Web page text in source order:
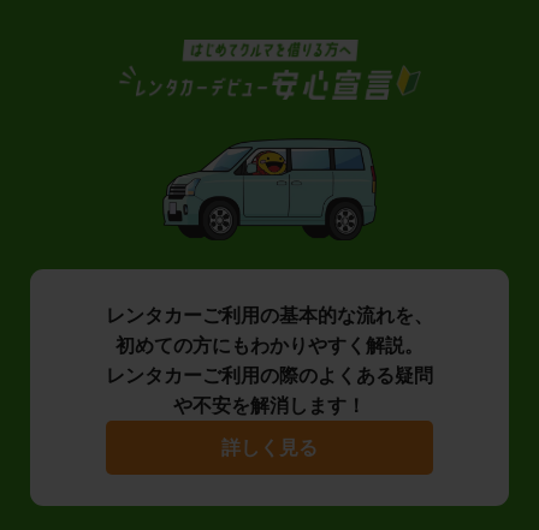
レンタカーご利用の基本的な流れを、
初めての方にもわかりやすく解説。
レンタカーご利用の際のよくある疑問
や不安を解消します！
詳しく見る